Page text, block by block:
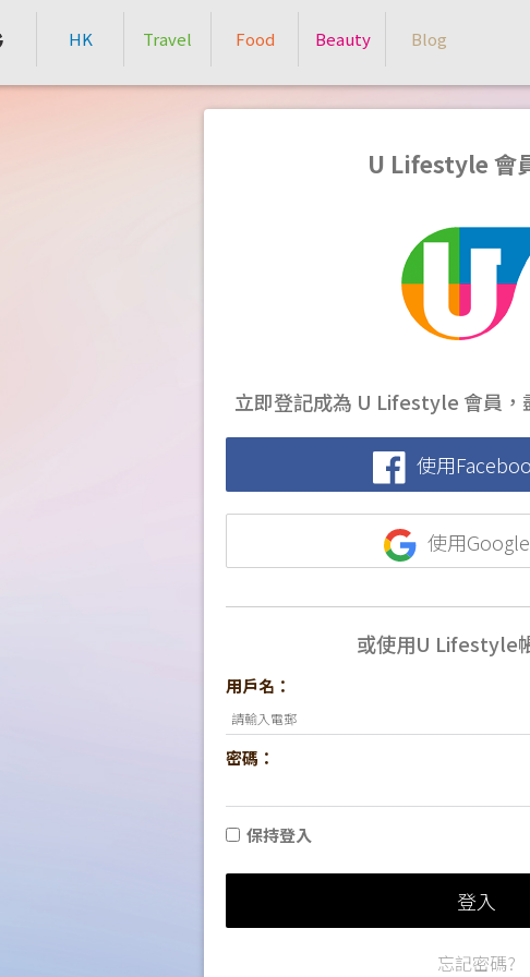
HK Travel Food Beauty Blog
U Lifestyle 會
立即登記成為 U Lifestyle 會員，
使用
使用
或使用U Lifestyle
用戶名：
密碼：
保持登入
登入
忘記密碼?